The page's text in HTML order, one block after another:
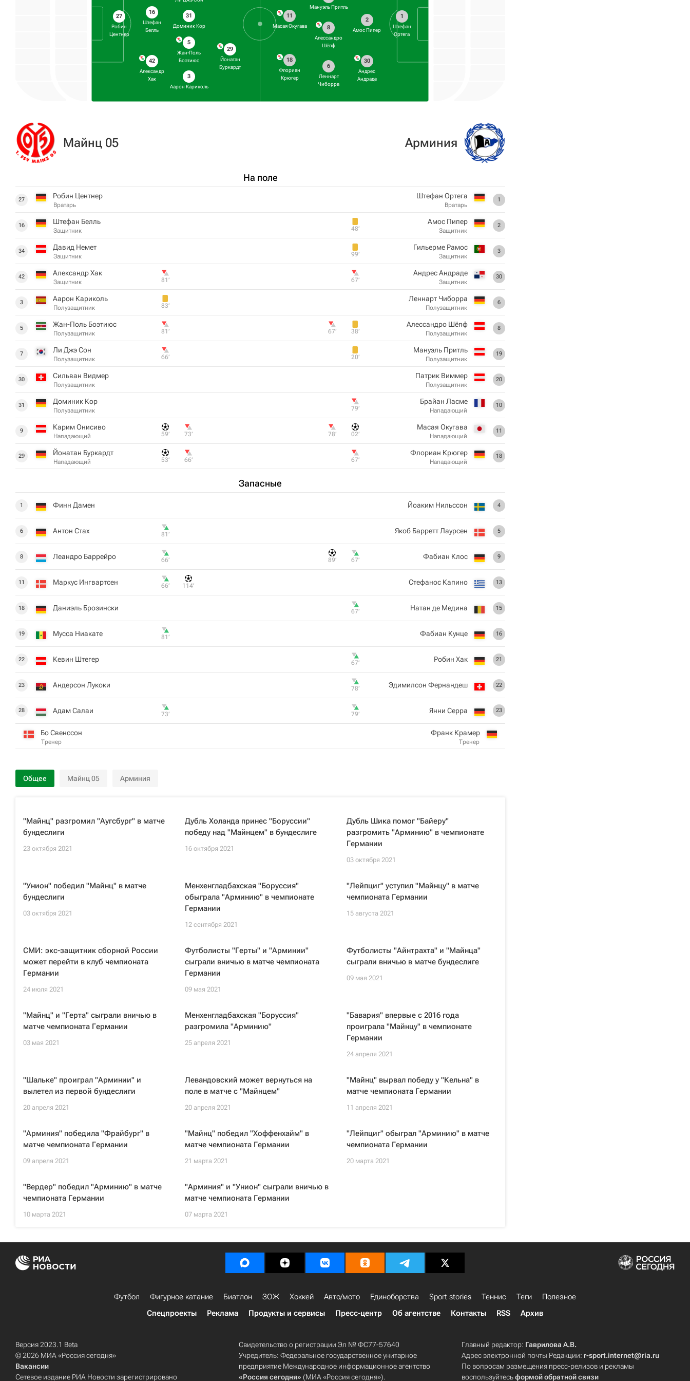
27
Робин
Центнер
16
Штефан
Белль
42
Александр
Хак
31
Доминик Кор
5
Жан-Поль
Боэтиюс
3
Аарон Кариколь
29
Йонатан
Буркардт
1
Штефан
Ортега
2
Амос Пипер
30
Андрес
Андраде
Мануэль Притль
8
Алессандро
Шёпф
6
Леннарт
Чиборра
11
Масая Окугава
18
Флориан
Крюгер
Майнц 05
На поле
27 Робин Центнер
Вратарь
16 Штефан Белль
Защитник
34 Давид Немет
Защитник
42 Александр Хак
Защитник 81‎’‎
3 Аарон Кариколь
Полузащитник 83‎’‎
5 Жан-Поль Боэтиюс
Полузащитник 81‎’‎
7 Ли Джэ Сон
Полузащитник 66‎’‎
30 Сильван Видмер
Полузащитник
31 Доминик Кор
Полузащитник
9 Карим Онисиво
Нападающий 59‎’‎ 73‎’‎
29 Йонатан Буркардт
Нападающий 53‎’‎ 66‎’‎
Запасные
1 Финн Дамен
6 Антон Стах 81‎’‎
8 Леандро Баррейро 66‎’‎
11 Маркус Ингвартсен 66‎’‎ 114‎’‎
18 Даниэль Брозински
19 Мусса Ниакате 81‎’‎
22 Кевин Штегер
23 Андерсон Лукоки
28 Адам Салаи 73‎’‎
Бо Свенссон
Тренер
Арминия
1
Штефан Ортега
Вратарь
2
Амос Пипер
Защитник
48‎’‎
3
Гильерме Рамос
Защитник
99‎’‎
30
Андрес Андраде
Защитник
67‎’‎
6
Леннарт Чиборра
Полузащитник
8
Алессандро Шёпф
Полузащитник
38‎’‎
67‎’‎
19
Мануэль Притль
Полузащитник
20‎’‎
20
Патрик Виммер
Полузащитник
10
Брайан Ласме
Нападающий
79‎’‎
11
Масая Окугава
Нападающий
02‎’‎
78‎’‎
18
Флориан Крюгер
Нападающий
67‎’‎
4
Йоаким Нильссон
5
Якоб Барретт Лаурсен
9
Фабиан Клос
67‎’‎
89‎’‎
13
Стефанос Капино
15
Натан де Медина
67‎’‎
16
Фабиан Кунце
21
Робин Хак
67‎’‎
22
Эдимилсон Фернандеш
78‎’‎
23
Янни Серра
79‎’‎
Франк Крамер
Тренер
Общее Майнц 05 Арминия
"Майнц" разгромил "Аугсбург" в матче
бундеслиги
23 октября 2021
Дубль Холанда принес "Боруссии"
победу над "Майнцем" в бундеслиге
16 октября 2021
Дубль Шика помог "Байеру"
разгромить "Арминию" в чемпионате
Германии
03 октября 2021
"Унион" победил "Майнц" в матче
бундеслиги
03 октября 2021
Менхенгладбахская "Боруссия"
обыграла "Арминию" в чемпионате
Германии
12 сентября 2021
"Лейпциг" уступил "Майнцу" в матче
чемпионата Германии
15 августа 2021
СМИ: экс-защитник сборной России
может перейти в клуб чемпионата
Германии
24 июля 2021
Футболисты "Герты" и "Арминии"
сыграли вничью в матче чемпионата
Германии
09 мая 2021
Футболисты "Айнтрахта" и "Майнца"
сыграли вничью в матче бундеслиге
09 мая 2021
"Майнц" и "Герта" сыграли вничью в
матче чемпионата Германии
03 мая 2021
Менхенгладбахская "Боруссия"
разгромила "Арминию"
25 апреля 2021
"Бавария" впервые с 2016 года
проиграла "Майнцу" в чемпионате
Германии
24 апреля 2021
"Шальке" проиграл "Арминии" и
вылетел из первой бундеслиги
20 апреля 2021
Левандовский может вернуться на
поле в матче с "Майнцем"
20 апреля 2021
"Майнц" вырвал победу у "Кельна" в
матче чемпионата Германии
11 апреля 2021
"Арминия" победила "Фрайбург" в
матче чемпионата Германии
09 апреля 2021
"Майнц" победил "Хоффенхайм" в
матче чемпионата Германии
21 марта 2021
"Лейпциг" обыграл "Арминию" в матче
чемпионата Германии
20 марта 2021
"Вердер" победил "Арминию" в матче
чемпионата Германии
10 марта 2021
"Арминия" и "Унион" сыграли вничью в
матче чемпионата Германии
07 марта 2021
Футбол Фигурное катание Биатлон ЗОЖ Хоккей Авто/мото Единоборства Sport stories Теннис Теги
Полезное
Спецпроекты
Реклама Продукты и сервисы Пресс-центр Об агентстве Контакты RSS Архив
Версия 2023.1 Beta
© 2026 МИА «Россия сегодня»
Вакансии
Сетевое издание РИА Новости зарегистрировано
Свидетельство о регистрации Эл № ФС77-57640
Учредитель: Федеральное государственное унитарное
предприятие Международное информационное агентство
«Россия сегодня» (МИА «Россия сегодня»).
Главный редактор: Гаврилова А.В.
Адрес электронной почты Редакции: r-sport.internet@ria.ru
По вопросам размещения пресс-релизов и рекламы
воспользуйтесьформой обратной связи